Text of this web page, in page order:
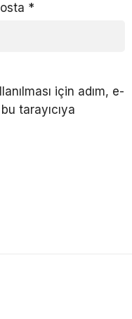
*
için adım, e-
tarayıcıya